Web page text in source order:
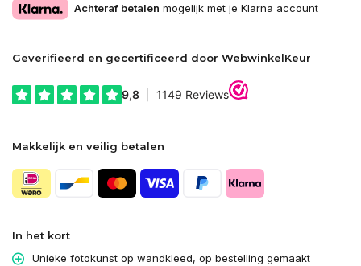
Achteraf betalen mogelijk met je Klarna account
Geverifieerd en gecertificeerd door WebwinkelKeur
Makkelijk en veilig betalen
In het kort
Unieke fotokunst op wandkleed, op bestelling gemaakt